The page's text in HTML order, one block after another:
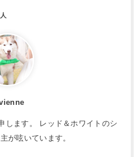
します。 レッド＆ホワイトのシ
が呟いています。